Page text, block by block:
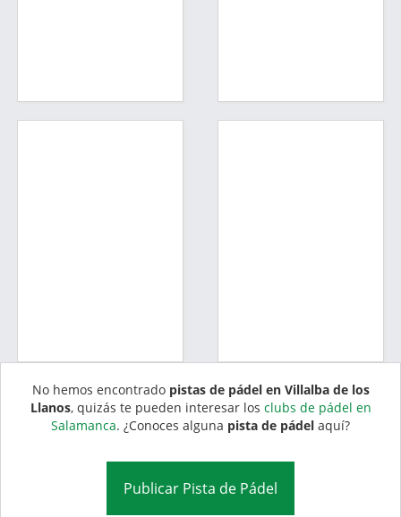
No hemos encontrado pistas de pádel en Villalba de los
Llanos, quizás te pueden interesar los clubs de pádel en
Salamanca. ¿Conoces alguna pista de pádel aquí?
Publicar Pista de Pádel